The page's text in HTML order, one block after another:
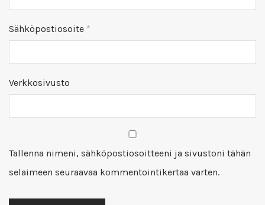
Sähköpostiosoite *
Verkkosivusto
Tallenna nimeni, sähköpostiosoitteeni ja sivustoni tähän
selaimeen seuraavaa kommentointikertaa varten.